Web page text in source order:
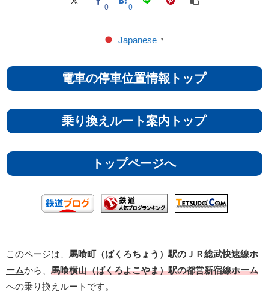
0 0
Japanese ▼
電車の停車位置情報トップ
乗り換えルート案内トップ
トップページへ
このページは、 馬喰町（ばくろちょう）駅のＪＲ総武快速線ホ
ームから、 馬喰横山（ばくろよこやま）駅の都営新宿線ホーム
への乗り換えルートです。